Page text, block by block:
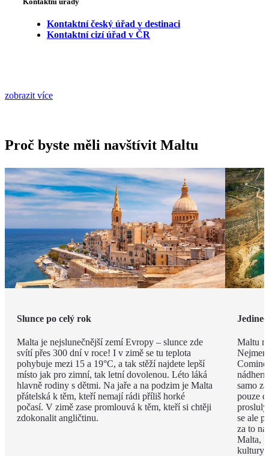
Kontaktní český úřad v destinaci
Kontaktní cizí úřad v ČR
zobrazit více
Proč byste měli navštívit Maltu
Slunce po celý rok
Malta je nejslunečnější zemí Evropy – slunce zde
svítí přes 300 dní v roce! I v zimě se tu teplota
pohybuje mezi 15 a 19°C, a tak stěží najdete lepší
místo jak pro zimní, tak letní dovolenou. Léto láká
hlavně rodiny s dětmi. Na jaře a na podzim je Malta
přátelská k těm, kteří nemají rádi příliš horké
počasí. V zimě zase promlouvá k těm, kteří si chtěji
zdokonalit angličtinu.
Maltu
samo
pouze
se ale
za to
Malta,
kultury